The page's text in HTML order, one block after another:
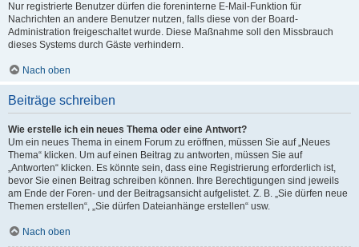
Nur registrierte Benutzer dürfen die foreninterne E-Mail-Funktion für
Nachrichten an andere Benutzer nutzen, falls diese von der Board-
Administration freigeschaltet wurde. Diese Maßnahme soll den Missbrauch
dieses Systems durch Gäste verhindern.
Nach oben
Beiträge schreiben
Wie erstelle ich ein neues Thema oder eine Antwort?
Um ein neues Thema in einem Forum zu eröffnen, müssen Sie auf „Neues
Thema“ klicken. Um auf einen Beitrag zu antworten, müssen Sie auf
„Antworten“ klicken. Es könnte sein, dass eine Registrierung erforderlich ist,
bevor Sie einen Beitrag schreiben können. Ihre Berechtigungen sind jeweils
am Ende der Foren- und der Beitragsansicht aufgelistet. Z. B. „Sie dürfen neue
Themen erstellen“, „Sie dürfen Dateianhänge erstellen“ usw.
Nach oben